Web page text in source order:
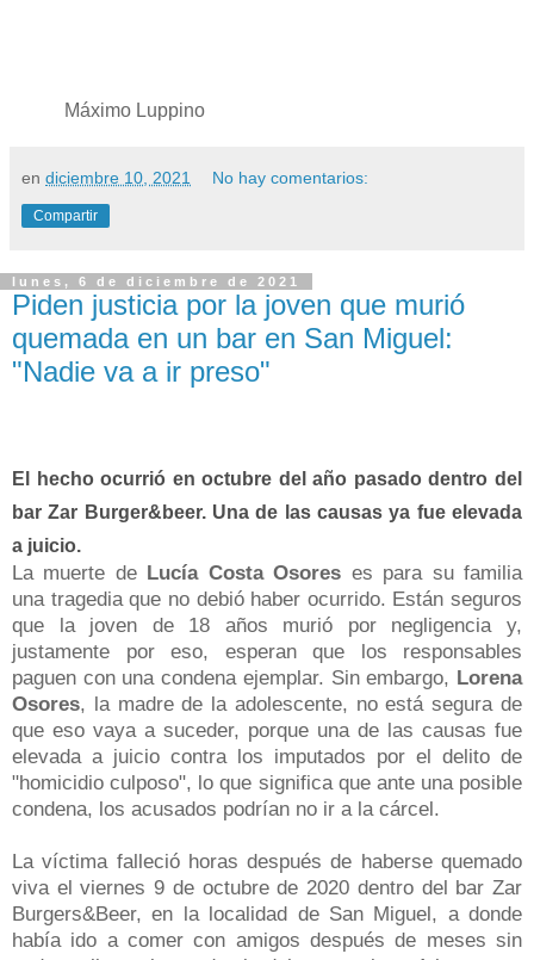
Máximo Luppino
en diciembre 10, 2021 No hay comentarios:
Compartir
lunes, 6 de diciembre de 2021
Piden justicia por la joven que murió
quemada en un bar en San Miguel:
"Nadie va a ir preso"
El hecho ocurrió en octubre del año pasado dentro del
bar Zar Burger&beer. Una de las causas ya fue elevada
a juicio.
La muerte de Lucía Costa Osores es para su familia
una tragedia que no debió haber ocurrido. Están seguros
que la joven de 18 años murió por negligencia y,
justamente por eso, esperan que los responsables
paguen con una condena ejemplar. Sin embargo, Lorena
Osores, la madre de la adolescente, no está segura de
que eso vaya a suceder, porque una de las causas fue
elevada a juicio contra los imputados por el delito de
"homicidio culposo", lo que significa que ante una posible
condena, los acusados podrían no ir a la cárcel.
La víctima falleció horas después de haberse quemado
viva el viernes 9 de octubre de 2020 dentro del bar Zar
Burgers&Beer, en la localidad de San Miguel, a donde
había ido a comer con amigos después de meses sin